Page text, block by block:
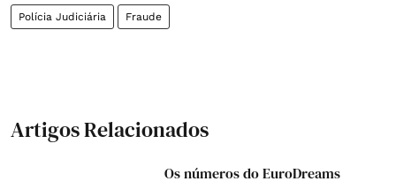
Polícia Judiciária Fraude
Artigos Relacionados
Os números do EuroDreams